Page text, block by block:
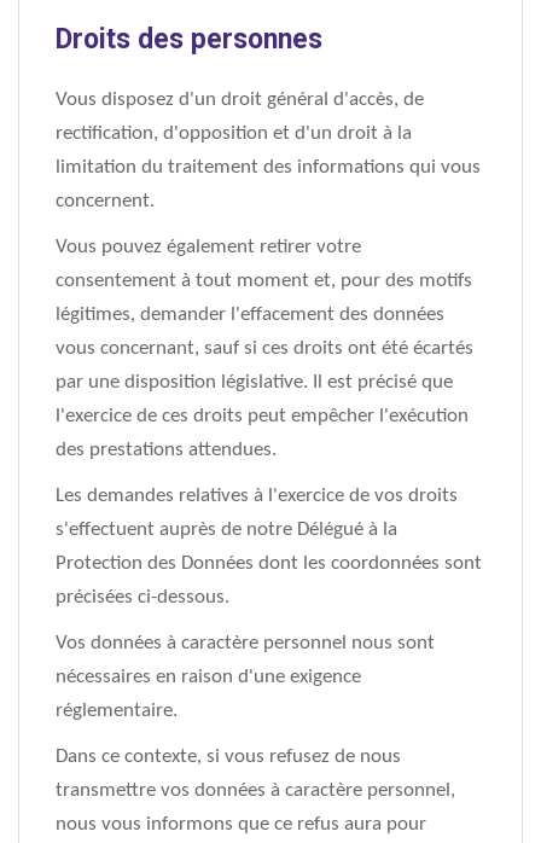
Droits des personnes
Vous disposez d'un droit général d'accès, de
rectification, d'opposition et d'un droit à la
limitation du traitement des informations qui vous
concernent.
Vous pouvez également retirer votre
consentement à tout moment et, pour des motifs
légitimes, demander l'effacement des données
vous concernant, sauf si ces droits ont été écartés
par une disposition législative. Il est précisé que
l'exercice de ces droits peut empêcher l'exécution
des prestations attendues.
Les demandes relatives à l'exercice de vos droits
s'effectuent auprès de notre Délégué à la
Protection des Données dont les coordonnées sont
précisées ci-dessous.
Vos données à caractère personnel nous sont
nécessaires en raison d'une exigence
réglementaire.
Dans ce contexte, si vous refusez de nous
transmettre vos données à caractère personnel,
nous vous informons que ce refus aura pour